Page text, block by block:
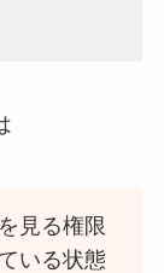
見る権限
いる状態